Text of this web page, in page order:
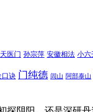
天医门 孙宗萍 安徽相法 小六
口诀 门纯德 闾山 阿部泰山